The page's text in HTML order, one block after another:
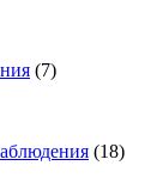
(7)
(18)